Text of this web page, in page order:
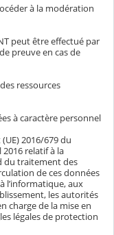
à la modération
peut être effectué par
preuve en cas de
ressources
à caractère personnel
2016/679 du
relatif à la
du traitement des
de ces données
l’informatique, aux
les autorités
charge de la mise en
légales de protection